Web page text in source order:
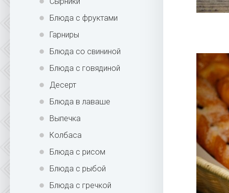
Блюда с фруктами
Гарниры
Блюда со свининой
Блюда с говядиной
Десерт
Блюда в лаваше
Выпечка
Колбаса
Блюда с рисом
Блюда с рыбой
Блюда с гречкой